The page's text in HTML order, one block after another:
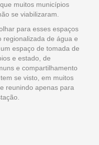
muitos municípios
se viabilizaram.
para esses espaços
regionalizada de água e
espaço de tomada de
e estado, de
e compartilhamento
se visto, em muitos
reunindo apenas para